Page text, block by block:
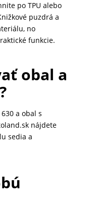
po TPU alebo
puzdrá a
no
funkcie.
obal a
a obal s
nájdete
sedia a